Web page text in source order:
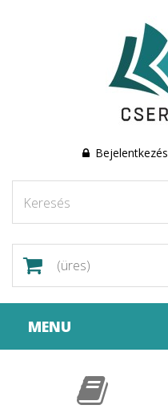
Bejelentkezés
(üres)
MENU